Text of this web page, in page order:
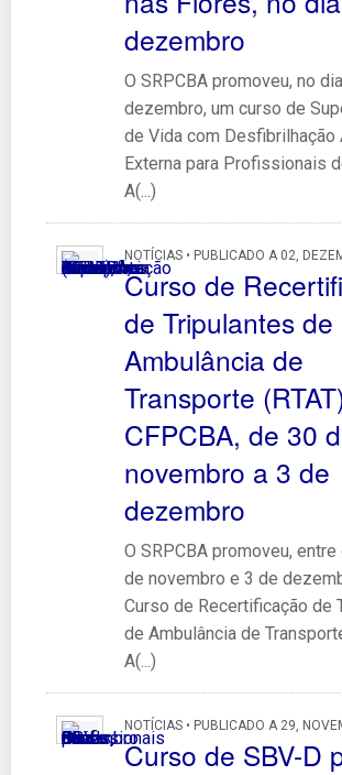
dezembro
O SRPCBA promoveu, no
dezembro, um curso de
de Vida com Desfibrilhação
Externa para Profissionais
A(...)
NOTÍCIAS • PUBLICADO A 02,
Curso de
de Tripulantes de
Ambulância de
Transporte
CFPCBA, de 30
novembro a 3 de
dezembro
O SRPCBA promoveu,
de novembro e 3 de
Curso de Recertificação de
de Ambulância de
A(...)
NOTÍCIAS • PUBLICADO A 29,
Curso de SBV-D